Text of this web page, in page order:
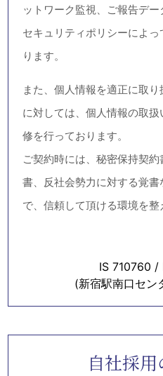
ットワーク監視、ご報告デ
セキュリティポリシーによ
ります。
また、個人情報を適正に取
に対しては、個人情報の取
修を行っております。
ご契約時には、秘密保持契
書、反社会勢力に対する覚
で、信頼して頂ける環境を整
(新宿駅南口セン